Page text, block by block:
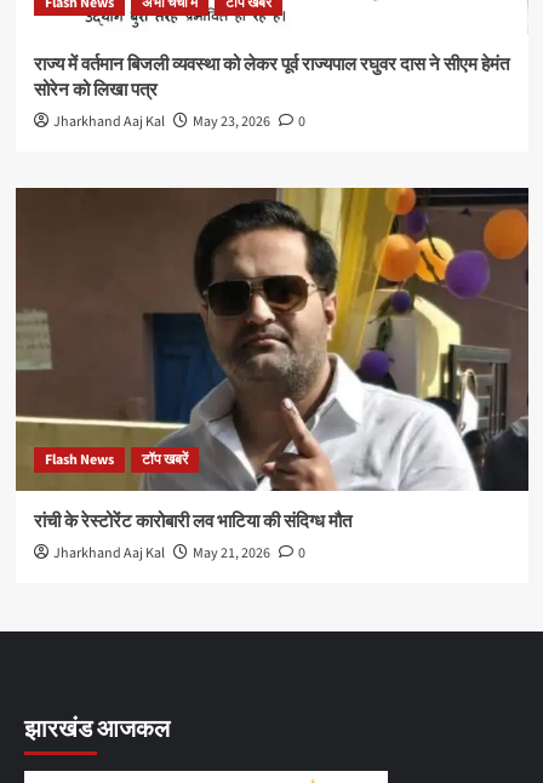
राज्य में वर्तमान बिजली व्यवस्था को लेकर पूर्व राज्यपाल रघुवर दास ने सीएम हेमंत
सोरेन को लिखा पत्र
Jharkhand Aaj Kal May 23, 2026 0
Flash News टॉप खबरें
रांची के रेस्टोरेंट कारोबारी लव भाटिया की संदिग्ध मौत
Jharkhand Aaj Kal May 21, 2026 0
झारखंड आजकल